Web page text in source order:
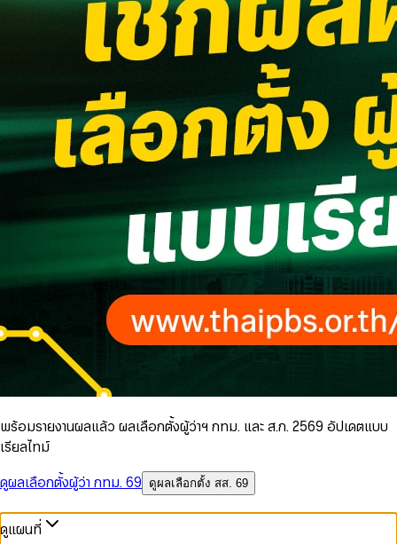
พร้อมรายงานผลแล้ว ผลเลือกตั้งผู้ว่าฯ กทม. และ ส.ก. 2569 อัปเดตแบบ
เรียลไทม์
ดูผลเลือกตั้งผู้ว่า กทม. 69
ดูผลเลือกตั้ง สส. 69
ดูแผนที่